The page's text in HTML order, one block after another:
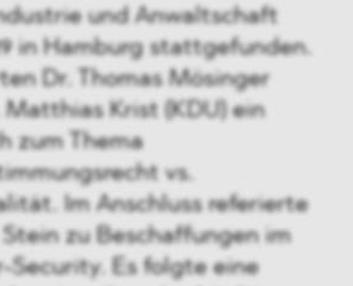
und Anwaltschaft
in Hamburg stattgefunden.
Dr. Thomas Mösinger
Matthias Krist (KDU) ein
zum Thema
vs.
Im Anschluss referierte
zu Beschaffungen im
Security. Es folgte eine